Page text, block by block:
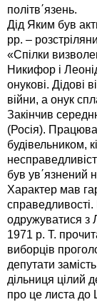
політв΄язень.
Дід Яким був
рр. –
«Спілки
Никифор і
онукові. Дідові
війни, а онук
Закінчив
(Росія).
будівельником,
був ув΄язнений
Характер мав
справедливості.
одружуватися з
1971 р. Т.
виборців
депутати
дільниця цілий
про це листа до